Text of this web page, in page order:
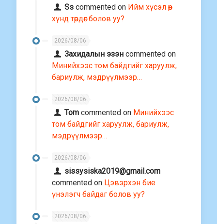
Ss commented on Ийм хүсэл өөр
хүнд төрдөг болов уу?
2026/08/06
Захидалын эзэн commented on
Минийхээс том байдгийг харуулж,
бариулж, мэдрүүлмээр…
2026/08/06
Tom commented on Минийхээс
том байдгийг харуулж, бариулж,
мэдрүүлмээр…
2026/08/06
sissysiska2019@gmail.com
commented on Цэвэрхэн бие
үнэлэгч байдаг болов уу?
2026/08/06